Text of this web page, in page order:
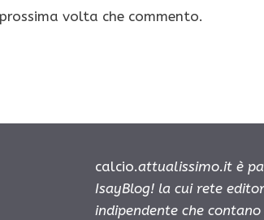
volta che commento.
calcio.attualissimo.it è
IsayBlog! la cui rete
indipendente che